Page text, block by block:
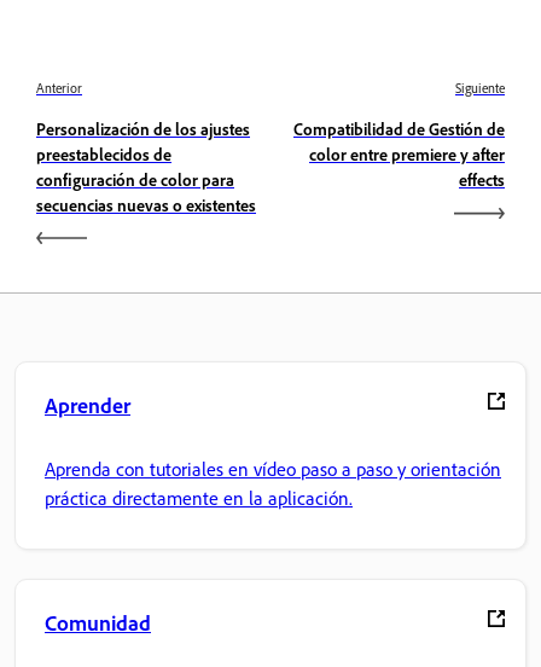
Anterior
Personalización de los ajustes
preestablecidos de
configuración de color para
secuencias nuevas o existentes
Siguiente
Compatibilidad de Gestión de
color entre premiere y after
effects
Aprender
Aprenda con tutoriales en vídeo paso a paso y orientación
práctica directamente en la aplicación.
Comunidad